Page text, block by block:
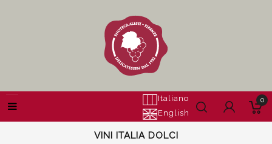
Italiano
English
0
VINI ITALIA DOLCI